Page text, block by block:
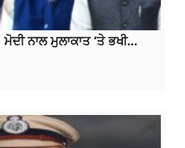
ਨਾਲ ਮੁਲਾਕਾਤ ‘ਤੇ ਭਖੀ...